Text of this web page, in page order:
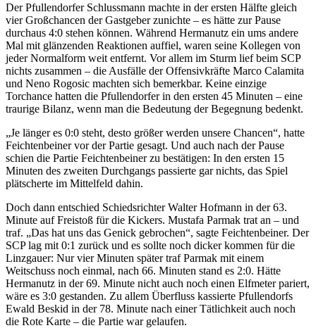
Der Pfullendorfer Schlussmann machte in der ersten Hälfte gleich
vier Großchancen der Gastgeber zunichte – es hätte zur Pause
durchaus 4:0 stehen können. Während Hermanutz ein ums andere
Mal mit glänzenden Reaktionen auffiel, waren seine Kollegen von
jeder Normalform weit entfernt. Vor allem im Sturm lief beim SCP
nichts zusammen – die Ausfälle der Offensivkräfte Marco Calamita
und Neno Rogosic machten sich bemerkbar. Keine einzige
Torchance hatten die Pfullendorfer in den ersten 45 Minuten – eine
traurige Bilanz, wenn man die Bedeutung der Begegnung bedenkt.
„Je länger es 0:0 steht, desto größer werden unsere Chancen“, hatte
Feichtenbeiner vor der Partie gesagt. Und auch nach der Pause
schien die Partie Feichtenbeiner zu bestätigen: In den ersten 15
Minuten des zweiten Durchgangs passierte gar nichts, das Spiel
plätscherte im Mittelfeld dahin.
Doch dann entschied Schiedsrichter Walter Hofmann in der 63.
Minute auf Freistoß für die Kickers. Mustafa Parmak trat an – und
traf. „Das hat uns das Genick gebrochen“, sagte Feichtenbeiner. Der
SCP lag mit 0:1 zurück und es sollte noch dicker kommen für die
Linzgauer: Nur vier Minuten später traf Parmak mit einem
Weitschuss noch einmal, nach 66. Minuten stand es 2:0. Hätte
Hermanutz in der 69. Minute nicht auch noch einen Elfmeter pariert,
wäre es 3:0 gestanden. Zu allem Überfluss kassierte Pfullendorfs
Ewald Beskid in der 78. Minute nach einer Tätlichkeit auch noch
die Rote Karte – die Partie war gelaufen.